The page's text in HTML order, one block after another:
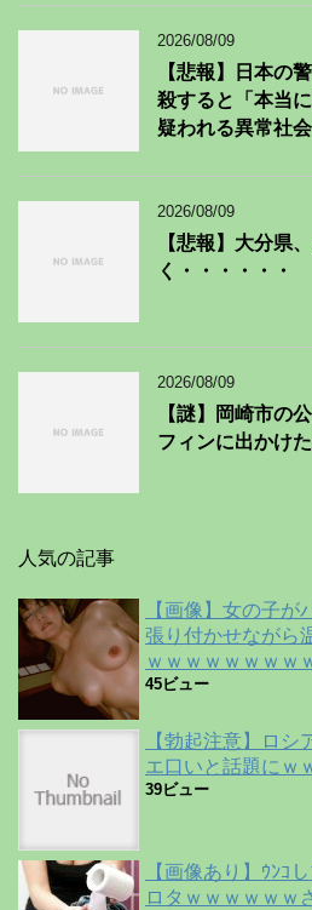
2026/08/09
【悲報】日本の
殺すると「本当
疑われる異常社会
2026/08/09
【悲報】大分県
く・・・・・・
2026/08/09
【謎】岡崎市の
フィンに出かけ
人気の記事
【画像】女の子が
張り付かせながら
ｗｗｗｗｗｗｗｗ
45ビュー
【勃起注意】ロシ
エ口いと話題にｗ
39ビュー
【画像あり】ｳﾝｺ
ロタｗｗｗｗｗｗ